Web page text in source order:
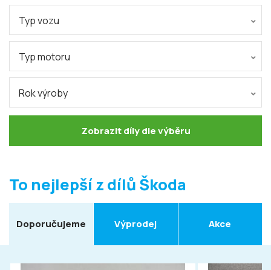
Typ vozu
Typ motoru
Rok výroby
Zobrazit díly dle výběru
To nejlepší z dílů Škoda
Doporučujeme Výprodej Akce